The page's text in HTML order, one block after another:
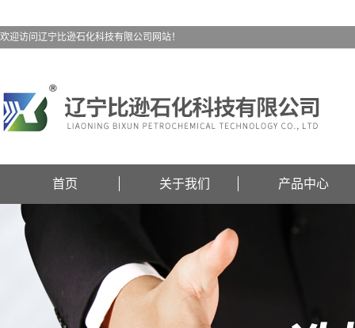
欢迎访问辽宁比逊石化科技有限公司网站！
首页 关于我们 产品中心